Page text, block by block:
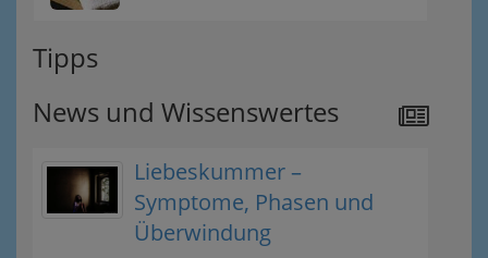
Tipps
News und Wissenswertes
Liebeskummer –
Symptome, Phasen und
Überwindung